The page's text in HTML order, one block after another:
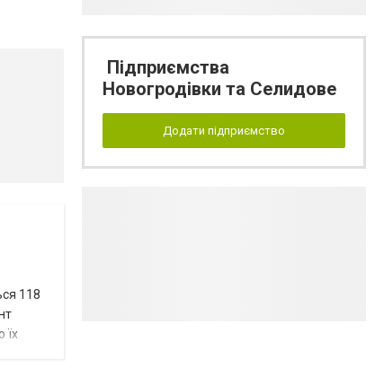
118
їх
Підприємства
Новогродівки та Селидове
Додати підприємство